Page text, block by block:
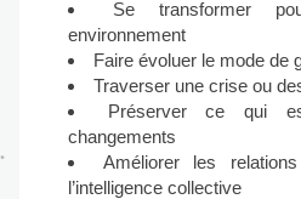
Se transformer
environnement
Faire évoluer le mode de
Traverser une crise ou
Préserver ce qui
changements
Améliorer les
l’intelligence collective